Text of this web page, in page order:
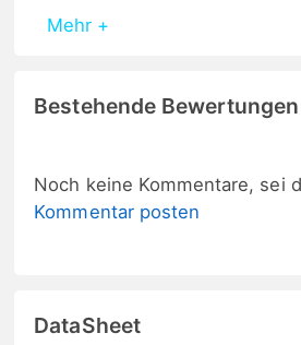
Mehr +
Bestehende Bewertungen
Noch keine Kommentare, sei
Kommentar posten
DataSheet